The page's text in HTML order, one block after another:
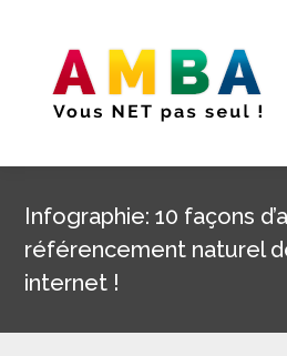
Infographie: 10 façons
référencement naturel
internet !